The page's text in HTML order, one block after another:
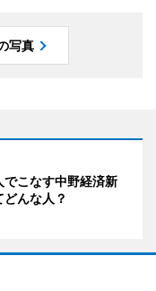
写真
こなす中野経済新
んな人？